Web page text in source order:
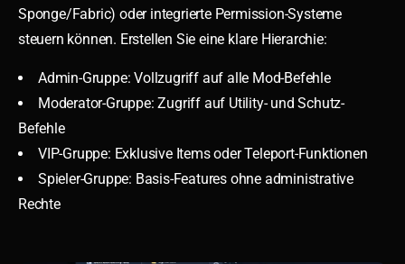
Sponge/Fabric) oder integrierte Permission-Systeme
steuern können. Erstellen Sie eine klare Hierarchie:
Admin-Gruppe: Vollzugriff auf alle Mod-Befehle
Moderator-Gruppe: Zugriff auf Utility- und Schutz-
Befehle
VIP-Gruppe: Exklusive Items oder Teleport-Funktionen
Spieler-Gruppe: Basis-Features ohne administrative
Rechte